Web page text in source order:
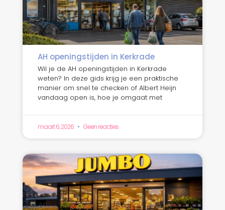
AH openingstijden in Kerkrade
Wil je de AH openingstijden in Kerkrade
weten? In deze gids krijg je een praktische
manier om snel te checken of Albert Heijn
vandaag open is, hoe je omgaat met
maart 6, 2026 Geen reacties